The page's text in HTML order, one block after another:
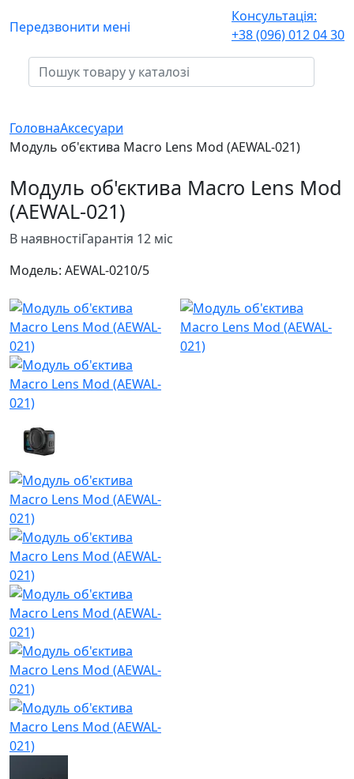
Передзвонити мені
Консультація:
+38 (096) 012 04 30
ГоловнаАксесуари
Модуль об'єктива Macro Lens Mod (AEWAL-021)
Модуль об'єктива Macro Lens Mod
(AEWAL-021)
В наявностіГарантія 12 міс
Модель: AEWAL-0210/5